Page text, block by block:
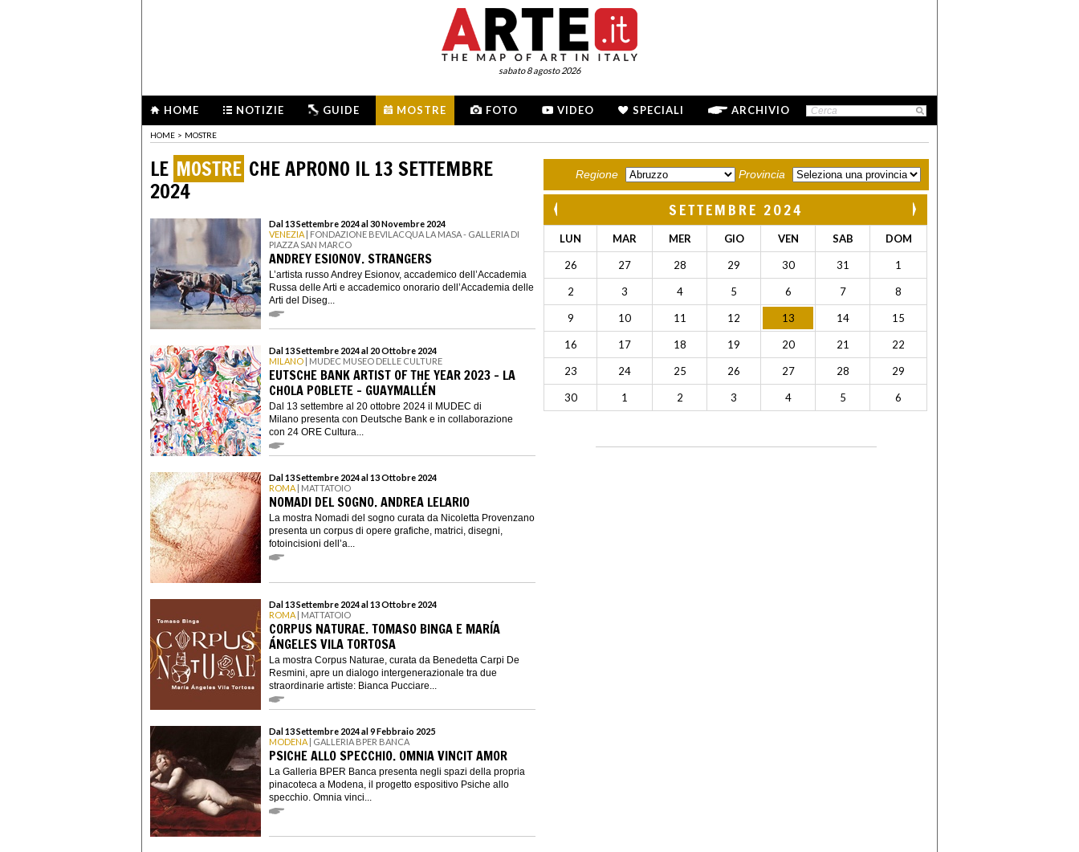
sabato 8 agosto 2026
HOME NOTIZIE GUIDE MOSTRE FOTO VIDEO SPECIALI ARCHIVIO
HOME > MOSTRE
LE MOSTRE CHE APRONO IL 13 SETTEMBRE
2024
Dal 13 Settembre 2024 al 30 Novembre 2024
VENEZIA | FONDAZIONE BEVILACQUA LA MASA - GALLERIA DI
PIAZZA SAN MARCO
ANDREY ESIONOV. STRANGERS
L’artista russo Andrey Esionov, accademico dell’Accademia
Russa delle Arti e accademico onorario dell’Accademia delle
Arti del Diseg...
Dal 13 Settembre 2024 al 20 Ottobre 2024
MILANO | MUDEC MUSEO DELLE CULTURE
EUTSCHE BANK ARTIST OF THE YEAR 2023 - LA
CHOLA POBLETE – GUAYMALLÉN
Dal 13 settembre al 20 ottobre 2024 il MUDEC di
Milano presenta con Deutsche Bank e in collaborazione
con 24 ORE Cultura...
Dal 13 Settembre 2024 al 13 Ottobre 2024
ROMA | MATTATOIO
NOMADI DEL SOGNO. ANDREA LELARIO
La mostra Nomadi del sogno curata da Nicoletta Provenzano
presenta un corpus di opere grafiche, matrici, disegni,
fotoincisioni dell’a...
Dal 13 Settembre 2024 al 13 Ottobre 2024
ROMA | MATTATOIO
CORPUS NATURAE. TOMASO BINGA E MARÍA
ÁNGELES VILA TORTOSA
La mostra Corpus Naturae, curata da Benedetta Carpi De
Resmini, apre un dialogo intergenerazionale tra due
straordinarie artiste: Bianca Pucciare...
Dal 13 Settembre 2024 al 9 Febbraio 2025
MODENA | GALLERIA BPER BANCA
PSICHE ALLO SPECCHIO. OMNIA VINCIT AMOR
La Galleria BPER Banca presenta negli spazi della propria
pinacoteca a Modena, il progetto espositivo Psiche allo
specchio. Omnia vinci...
Regione Provincia
SETTEMBRE 2024
LUN MAR MER GIO VEN SAB DOM
26 27 28 29 30 31 1
2 3 4 5 6 7 8
9 10 11 12 13 14 15
16 17 18 19 20 21 22
23 24 25 26 27 28 29
30 1 2 3 4 5 6